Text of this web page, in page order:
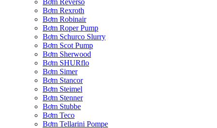
Bơm Rexroth
Bơm Robinair
Bơm Roper Pump
Bơm Schurco Slurry
Bơm Scot Pump
Bơm Sherwood
Bơm SHURflo
Bơm Simer
Bơm Stancor
Bơm Steimel
Bơm Stenner
Bơm Stubbe
Bơm Teco
Bơm Tellarini Pompe